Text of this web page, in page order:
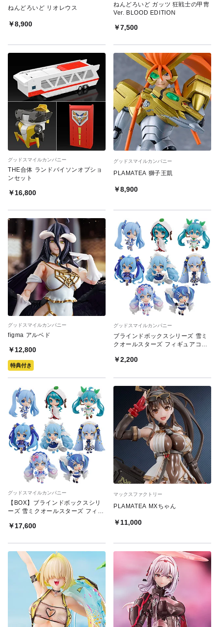
ねんどろいど リオレウス
￥8,900
ねんどろいど ガッツ 狂戦士の甲冑
Ver. BLOOD EDITION
￥7,500
グッドスマイルカンパニー
THE合体 ランドバイソンオプショ
ンセット
￥16,800
グッドスマイルカンパニー
PLAMATEA 獅子王凱
￥8,900
グッドスマイルカンパニー
figma アルベド
￥12,800
特典付き
グッドスマイルカンパニー
ブラインドボックスシリーズ 雪ミ
クオールスターズ フィギュアコレ
￥2,200
グッドスマイルカンパニー
【BOX】ブラインドボックスシリ
ーズ 雪ミクオールスターズ フィギ
￥17,600
マックスファクトリー
PLAMATEA MXちゃん
￥11,000